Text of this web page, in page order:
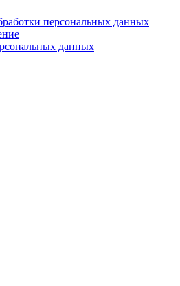
персональных данных
данных